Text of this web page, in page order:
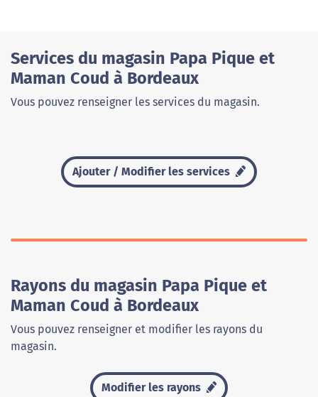
Services du magasin Papa Pique et
Maman Coud à Bordeaux
Vous pouvez renseigner les services du magasin.
Ajouter / Modifier les services
Rayons du magasin Papa Pique et
Maman Coud à Bordeaux
Vous pouvez renseigner et modifier les rayons du
magasin.
Modifier les rayons